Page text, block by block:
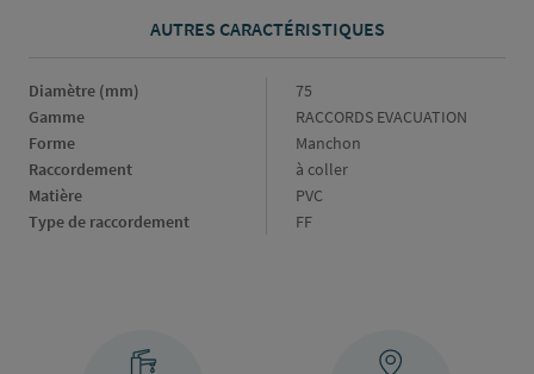
AUTRES CARACTÉRISTIQUES
Diamètre (mm)
Diamètre
(mm)
75
Gamme
Gamme
RACCORDS EVACUATION
Forme
Forme
Manchon
Raccordement
Raccordement
à coller
Matière
Matière
PVC
Type de raccordement
Type
FF